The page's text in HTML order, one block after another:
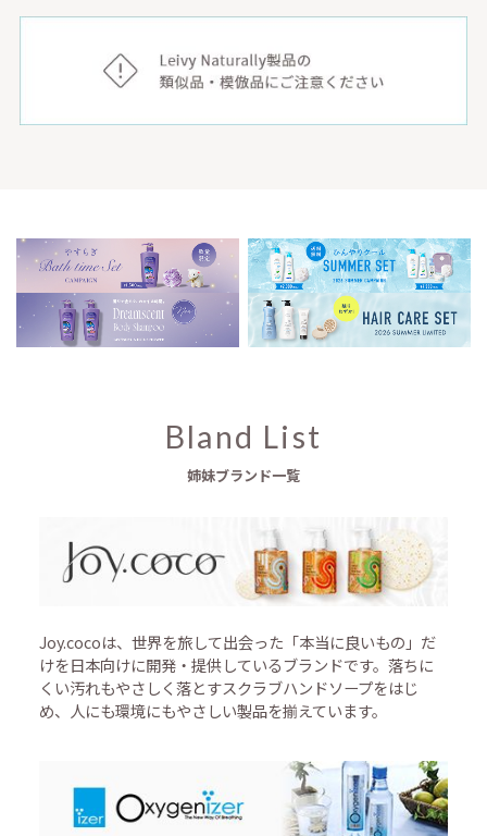
Bland List
姉妹ブランド一覧
Joy.cocoは、世界を旅して出会った「本当に良いもの」だ
けを日本向けに開発・提供しているブランドです。落ちに
くい汚れもやさしく落とすスクラブハンドソープをはじ
め、人にも環境にもやさしい製品を揃えています。